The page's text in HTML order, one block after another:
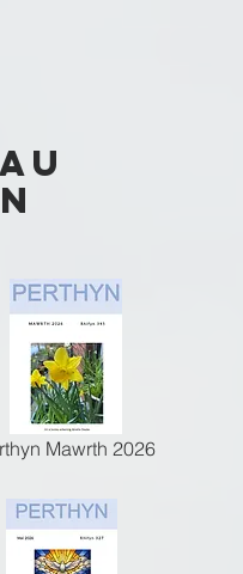
Mawrth 2026